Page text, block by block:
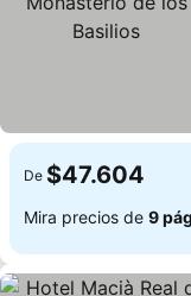
De $47.604
Mira precios de 9